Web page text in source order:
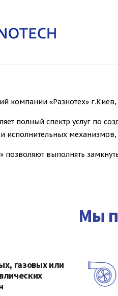
компании «Разнотех» г.Киев,
полный спектр услуг по
исполнительных
выполнять
Мы
газовых или